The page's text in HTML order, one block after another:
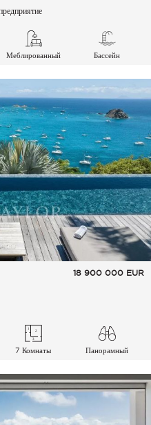
Меблированный Бассейн
18 900 000 EUR
7 Комнаты Панорамный